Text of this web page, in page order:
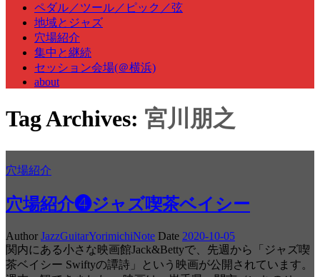
ペダル／ツール／ピック／弦
地域とジャズ
穴場紹介
集中と継続
セッション会場(＠横浜)
about
Tag Archives: 宮川朋之
穴場紹介
穴場紹介❹ジャズ喫茶ベイシー
Author JazzGuitarYorimichiNote Date 2020-10-05
関内にある小さな映画館Jack&Bettyで、先週から「ジャズ喫
茶ベイシー Swiftyの譚詩」という映画が公開されています。